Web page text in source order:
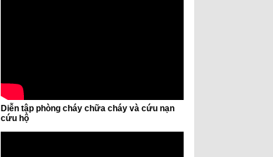
Diễn tập phòng cháy chữa cháy và cứu nạn
cứu hộ